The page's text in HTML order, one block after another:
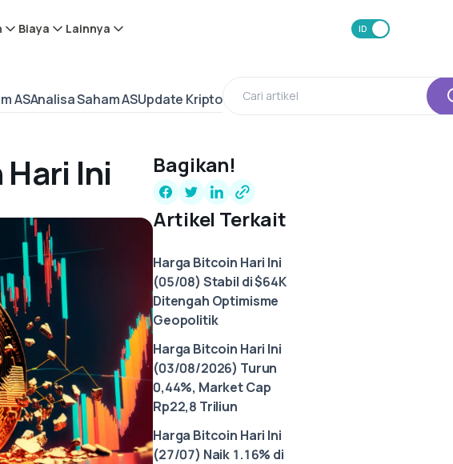
Biaya Lainnya ID
ASAnalisa Saham ASUpdate Kripto
Ini Bagikan!
Artikel Terkait
Harga Bitcoin Hari Ini
(05/08) Stabil di $64K
Ditengah Optimisme
Geopolitik
Harga Bitcoin Hari Ini
(03/08/2026) Turun
0,44%, Market Cap
Rp22,8 Triliun
Harga Bitcoin Hari Ini
(27/07) Naik 1.16% di